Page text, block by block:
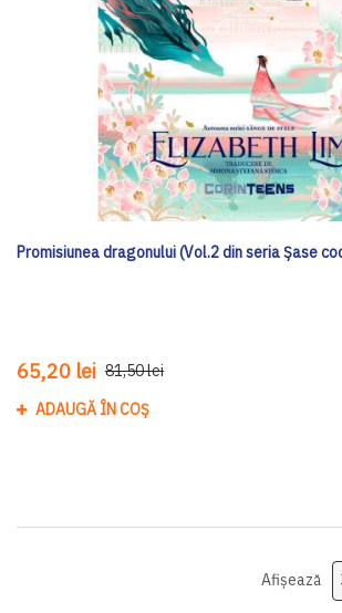
Promisiunea dragonului (Vol.2 din seria Șase
65,20 lei 81,50 lei
ADAUGĂ ÎN COȘ
Afișează